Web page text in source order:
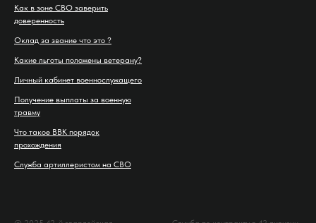
Как в зоне СВО заверить
доверенность
Оклад за звание что это ?
Какие льготы положены ветерану?
Личный кабинет военнослужащего
Получение выплаты за военную
травму
Что такое ВВК порядок
прохождения
Служба артиллеристом на СВО